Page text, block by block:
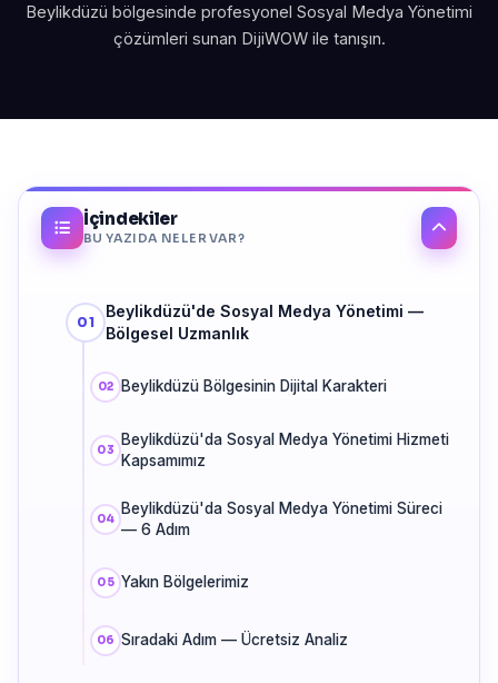
Beylikdüzü bölgesinde profesyonel Sosyal Medya Yönetimi
çözümleri sunan DijiWOW ile tanışın.
İçindekiler
BU YAZIDA NELER VAR?
Beylikdüzü'de Sosyal Medya Yönetimi —
Bölgesel Uzmanlık
Beylikdüzü Bölgesinin Dijital Karakteri
Beylikdüzü'da Sosyal Medya Yönetimi Hizmeti
Kapsamımız
Beylikdüzü'da Sosyal Medya Yönetimi Süreci
— 6 Adım
Yakın Bölgelerimiz
Sıradaki Adım — Ücretsiz Analiz